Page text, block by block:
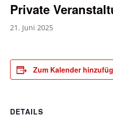
Private
21. Juni 2025
Zum Kalender
DETAILS